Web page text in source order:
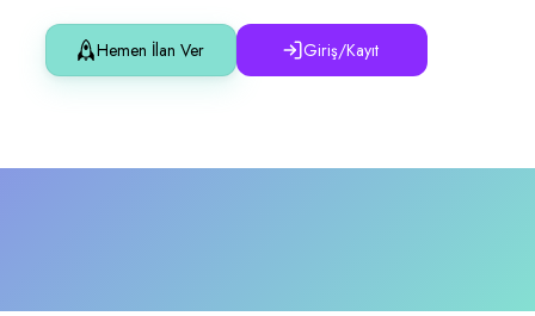
Hemen İlan Ver Giriş/Kayıt